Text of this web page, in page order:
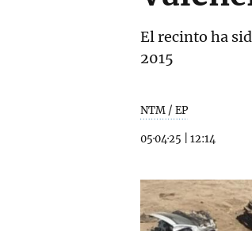
El recinto ha
2015
NTM / EP
05·04·25 12:14